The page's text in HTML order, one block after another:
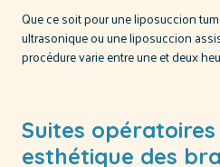
Que ce soit pour une liposuccion
ultrasonique ou une liposuccion
procédure varie entre une et deux
Suites
esthétique des